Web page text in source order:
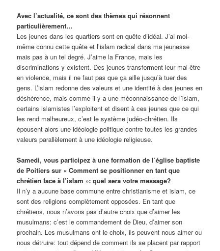
Avec l’actualité, ce sont des thèmes qui résonnent
particulièrement…
Les jeunes dans les quartiers sont en quête d’idéal. J’ai moi-
même connu cette quête et l’islam radical dans ma jeunesse
mais pas à un tel degré. J’aime la France, mais les
discriminations y existent. Des jeunes transforment leur mal-être
en violence, mais il ne faut pas que ça aille jusqu’à tuer des
gens. L’islam redonne des valeurs et une identité à des jeunes en
déshérence, mais comme il y a une méconnaissance de l’islam,
certains islamistes l’exploitent et disent à ces jeunes que ce qui
les rend malheureux, c’est le système judéo-chrétien. Ils
épousent alors une idéologie politique contre toutes les grandes
valeurs parallèlement à une idéologie religieuse.
Samedi, vous participez à une formation de l’église baptiste
de Poitiers sur « Comment se positionner en tant que
chrétien face à l’islam »: quel sera votre message?
Il n’y a aucune base commune entre christianisme et islam, ce
sont des religions complètement opposées. En tant que
chrétiens, nous n’avons pas d’autre choix que d’aimer les
musulmans: c’est le commandement de Dieu, d’aimer son
prochain. Les musulmans ont le choix, ils peuvent nous aimer ou
nous détruire: tout dépend de comment ils se placent par rapport